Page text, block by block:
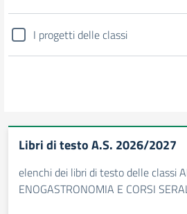
I progetti delle classi
Libri di testo A.S. 2026/2027
elenchi dei libri di testo delle classi
ENOGASTRONOMIA E CORSI